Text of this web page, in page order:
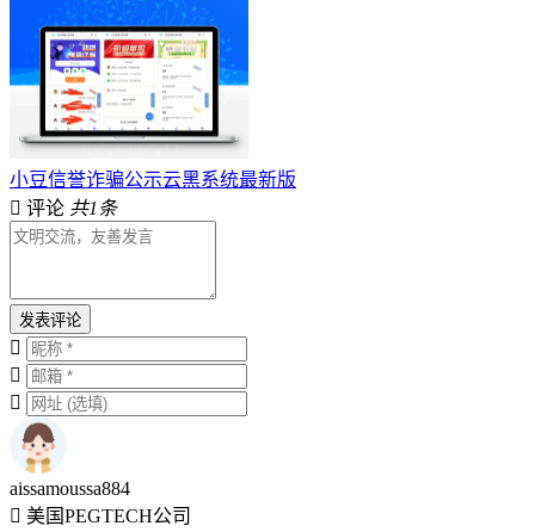
小豆信誉诈骗公示云黑系统最新版
评论 共1条
发表评论
aissamoussa884
美国PEGTECH公司